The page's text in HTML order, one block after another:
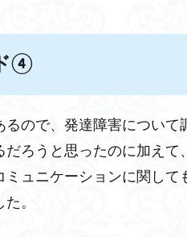
④
ので、発達障害につい
だろうと思ったのに加え
ュニケーションに関して
。